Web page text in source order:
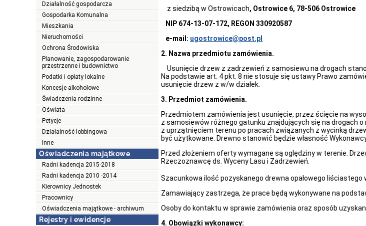
Działalność gospodarcza
Gospodarka Komunalna
Mieszkania
Nieruchomości
Ochrona Środowiska
Planowanie, zagospodarowanie
przestrzenne i budownictwo
Podatki i opłaty lokalne
Koncesje alkoholowe
Świadczenia rodzinne
Oświata
Petycje
Działalność lobbingowa
Inne
Oświadczenia majątkowe
Radni kadencja 2015-2018
Radni kadencja 2010 -2014
Kierownicy Jednostek
Pracownicy
Oświadczenia majątkowe - archiwum
Rejestry i ewidencje
z siedzibą w Ostrowicach, Ostrowice 6, 78-506 Ostrowice
NIP 674-13-07-172, REGON 330920587
e-mail: ugostrowice@post.pl
2. Nazwa przedmiotu zamówienia.
Usunięcie drzew z zadrzewień z samosiewu na drogach
Na podstawie art. 4 pkt. 8 nie stosuje się ustawy Prawo
usunięcie drzew z w/w działek.
3. Przedmiot zamówienia.
Przedmiotem zamówienia jest usunięcie, przez ścięcie na
z samosiewów różnego gatunku znajdujących się na drogach o
z uprzątnięciem terenu po pracach związanych z wycinką
być użytkowane. Drewno stanowić będzie własność
Przed złożeniem oferty wymagane są oględziny w terenie.
Rzeczoznawcę ds. Wyceny Lasu i Zadrzewień.
Szacunkowa ilość pozyskanego drewna opałowego liściastego
Zamawiający zastrzega, że prace będą wykonywane na
Osoby do kontaktu w sprawie zamówienia oraz sposób
4. Obowiązki wykonawcy: